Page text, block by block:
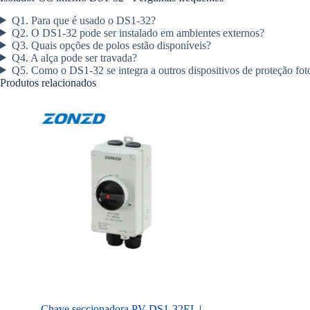
Q1. Para que é usado o DS1-32?
Q2. O DS1-32 pode ser instalado em ambientes externos?
Q3. Quais opções de polos estão disponíveis?
Q4. A alça pode ser travada?
Q5. Como o DS1-32 se integra a outros dispositivos de proteção
Produtos relacionados